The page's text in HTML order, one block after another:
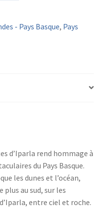
- Pays Basque, Pays
d’Iparla rend hommage à
du Pays Basque.
les dunes et l’océan,
au sud, sur les
entre ciel et roche.